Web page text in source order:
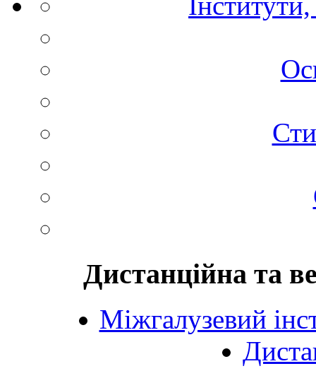
Дистанційна та
Міжгалузевий